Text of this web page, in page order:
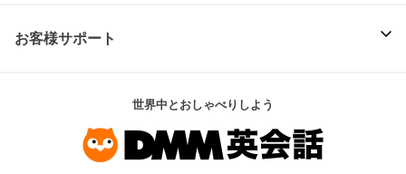
お客様サポート
世界中とおしゃべりしよう